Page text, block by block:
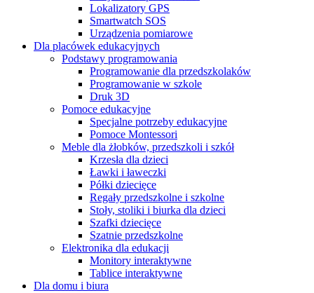
Lokalizatory GPS
Smartwatch SOS
Urządzenia pomiarowe
Dla placówek edukacyjnych
Podstawy programowania
Programowanie dla przedszkolaków
Programowanie w szkole
Druk 3D
Pomoce edukacyjne
Specjalne potrzeby edukacyjne
Pomoce Montessori
Meble dla żłobków, przedszkoli i szkół
Krzesła dla dzieci
Ławki i ławeczki
Półki dziecięce
Regały przedszkolne i szkolne
Stoły, stoliki i biurka dla dzieci
Szafki dziecięce
Szatnie przedszkolne
Elektronika dla edukacji
Monitory interaktywne
Tablice interaktywne
Dla domu i biura